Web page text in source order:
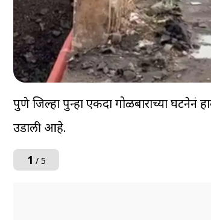
पुणे जिल्हा पुन्हा एकदा गोळीबाराच्या
उडाली आहे.
1 / 5